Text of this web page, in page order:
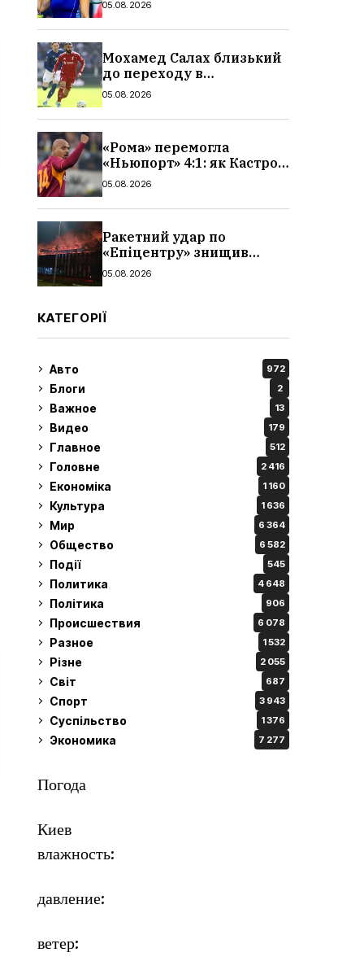
05.08.2026
Мохамед Салах близький
до переходу в
«Трабзонспор»: зарплата,
трансфера
05.08.2026
«Рома» перемогла
«Ньюпорт» 4:1: як Кастро
відкрив рахунок голам,
05.08.2026
Ракетний удар по
«Епіцентру» знищив
склади та завод плитки:
поставкаками,
05.08.2026
КАТЕГОРІЇ
Авто 972
Блоги 2
Важное 13
Видео 179
Главное 512
Головне 2 416
Економіка 1 160
Культура 1 636
Мир 6 364
Общество 6 582
Події 545
Политика 4 648
Політика 906
Происшествия 6 078
Разное 1 532
Різне 2 055
Світ 687
Спорт 3 943
Суспільство 1 376
Экономика 7 277
Погода
Киев
влажность:
давление:
ветер: